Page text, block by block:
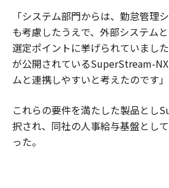
「システム部門からは、勤怠管理
も考慮したうえで、外部システム
選定ポイントに挙げられていまし
が公開されているSuperStream-
ムと連携しやすいと考えたのです」
これらの要件を満たした製品とし
択され、同社の人事給与基盤とし
った。